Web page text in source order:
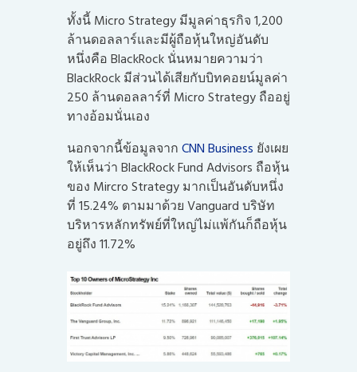
ทั้งนี้ Micro Strategy มีมูลค่าธุรกิจ 1,200
ล้านดอลลาร์และมีผู้ถือหุ้นใหญ่อันดับ
หนึ่งคือ BlackRock นั่นหมายความว่า
BlackRock มีส่วนได้เสียกับบิทคอยน์มูลค่า
250 ล้านดอลลาร์ที่ Micro Strategy ถืออยู่
ทางอ้อมนั่นเอง
นอกจากนี้ข้อมูลจากCNN Business ยังเผย
ให้เห็นว่า BlackRock Fund Advisors ถือหุ้น
ของ Mircro Strategy มากเป็นอันดับหนึ่ง
ที่ 15.24% ตามมาด้วย Vanguard บริษัท
บริหารหลักทรัพย์ที่ใหญ่ไม่แพ้กันก็ถือหุ้น
อยู่ถึง 11.72%